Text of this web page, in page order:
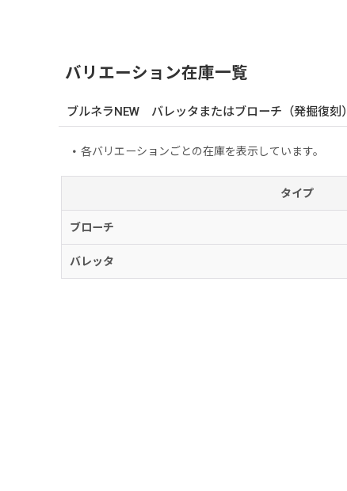
バリエーション在庫一覧
ブルネラNEW バレッタまたはブローチ（発掘復刻）
各バリエーションごとの在庫を表示しています。
タイプ
ブローチ
バレッタ